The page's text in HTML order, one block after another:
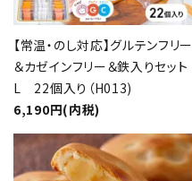
【常温・のし対応】グルテンフリー
＆カゼインフリー＆鉄入りセット
L 22個入り（H013)
6,190円(内税)